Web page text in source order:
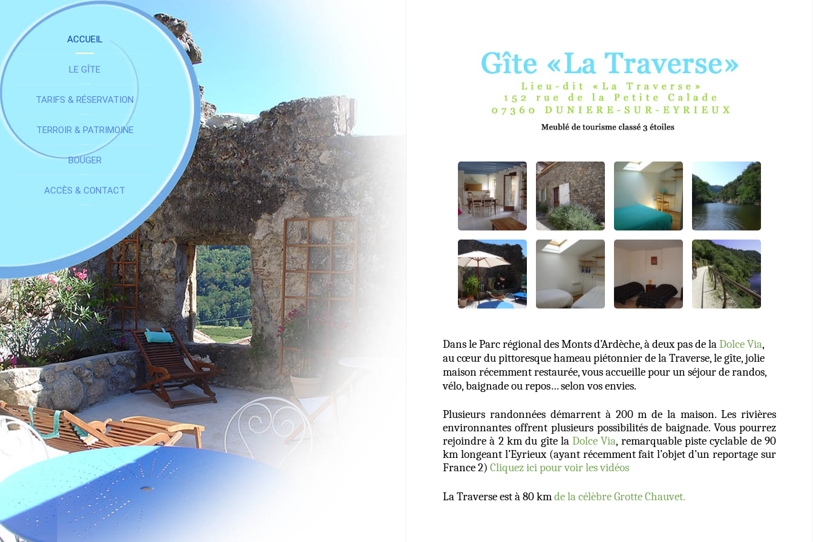
ACCUEIL
LE GÎTE
TARIFS & RÉSERVATION
TERROIR & PATRIMOINE
BOUGER
ACCÈS & CONTACT
Dans le Parc régional des Monts d’Ardèche, à deux pas de laDolce Via,
au cœur du pittoresque hameau piétonnier de la Traverse, le gîte, jolie
maison récemment restaurée, vous accueille pour un séjour de randos,
vélo, baignade ou repos… selon vos envies.
Plusieurs randonnées démarrent à 200 m de la maison. Les rivières
environnantes offrent plusieurs possibilités de baignade. Vous pourrez
rejoindre à 2 km du gîte laDolce Via, remarquable piste cyclable de 90
km longeant l’Eyrieux (ayant récemment fait l’objet d’un reportage sur
France 2) Cliquez ici pour voir les vidéos
La Traverse est à 80 kmde la célèbre Grotte Chauvet.